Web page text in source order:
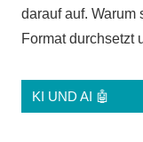
darauf auf. Warum
Format durchsetzt
KI UND AI 🤖